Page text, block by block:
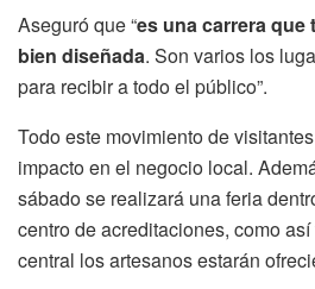
Aseguró que “es una carrera que
bien diseñada. Son varios los
para recibir a todo el público”.
Todo este movimiento de
impacto en el negocio local.
sábado se realizará una feria
centro de acreditaciones, como
central los artesanos estarán